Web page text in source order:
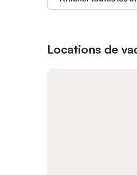
Locations de